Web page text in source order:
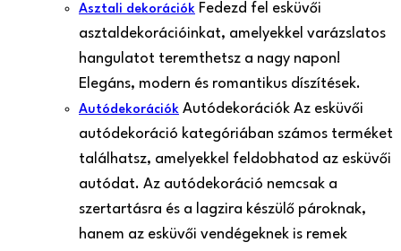
Asztali dekorációk Fedezd fel esküvői
asztaldekorációinkat, amelyekkel varázslatos
hangulatot teremthetsz a nagy napon!
Elegáns, modern és romantikus díszítések.
Autódekorációk Autódekorációk Az esküvői
autódekoráció kategóriában számos terméket
találhatsz, amelyekkel feldobhatod az esküvői
autódat. Az autódekoráció nemcsak a
szertartásra és a lagzira készülő pároknak,
hanem az esküvői vendégeknek is remek